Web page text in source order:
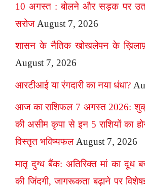
10 अगस्त : बोलने और सड़क पर
सरोज August 7, 2026
शासन के नैतिक खोखलेपन के ख़िलाफ़
August 7, 2026
आरटीआई या रंगदारी का नया धंधा?
आज का राशिफल 7 अगस्त 2026:
की असीम कृपा से इन 5 राशियों का
विस्तृत भविष्यफल August 7, 2026
मातृ दुग्ध बैंक: अतिरिक्त मां का दूध
की जिंदगी, जागरूकता बढ़ाने पर